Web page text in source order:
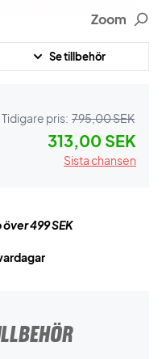
Zoom
Se tillbehör
Tidigare pris: 795,00 SEK
313,00 SEK
Sista chansen
499 SEK